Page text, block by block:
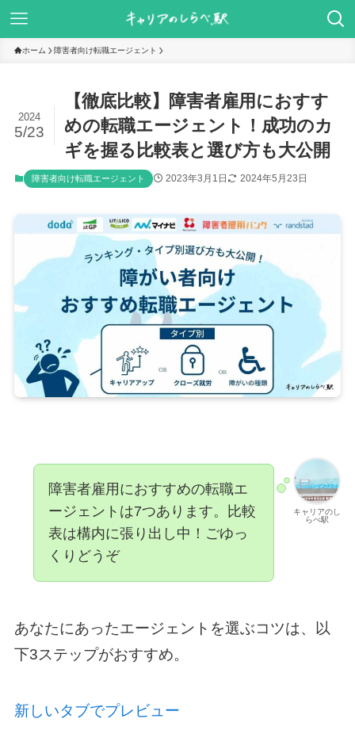
ホーム 障害者向け転職エージェント
【徹底比較】障害者雇用におすす
めの転職エージェント！成功のカ
ギを握る比較表と選び方も大公開
2024
5/23
障害者向け転職エージェント 2023年3月1日 2024年5月23日
キャリアのし
らべ駅
障害者雇用におすすめの転職エ
ージェントは7つあります。比較
表は構内に張り出し中！ごゆっ
くりどうぞ
あなたにあったエージェントを選ぶコツは、以
下3ステップがおすすめ。
新しいタブでプレビュー